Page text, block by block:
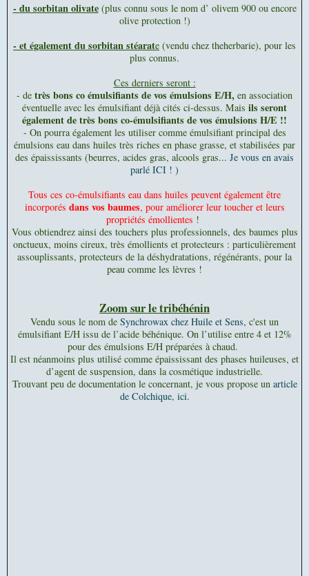
- du sorbitan olivate (plus connu sous le nom d’ olivem 900 ou encore
olive protection !)
- et également du sorbitan stéarate (vendu chez theherbarie), pour les
plus connus.
Ces derniers seront :
- de très bons co émulsifiants de vos émulsions E/H, en association
éventuelle avec les émulsifiant déjà cités ci-dessus. Mais ils seront
également de très bons co-émulsifiants de vos émulsions H/E !!
- On pourra également les utiliser comme émulsifiant principal des
émulsions eau dans huiles très riches en phase grasse, et stabilisées par
des épaississants (beurres, acides gras, alcools gras... Je vous en avais
parlé ICI ! )
Tous ces co-émulsifiants eau dans huiles peuvent également être
incorporés dans vos baumes, pour améliorer leur toucher et leurs
propriétés émollientes !
Vous obtiendrez ainsi des touchers plus professionnels, des baumes plus
onctueux, moins cireux, très émollients et protecteurs : particulièrement
assouplissants, protecteurs de la déshydratations, régénérants, pour la
peau comme les lèvres !
Zoom sur le tribéhénin
Vendu sous le nom de Synchrowax chez Huile et Sens, c'est un
émulsifiant E/H issu de l’acide béhénique. On l’utilise entre 4 et 12%
pour des émulsions E/H préparées à chaud.
Il est néanmoins plus utilisé comme épaississant des phases huileuses, et
d’agent de suspension, dans la cosmétique industrielle.
Trouvant peu de documentation le concernant, je vous propose un article
de Colchique, ici.